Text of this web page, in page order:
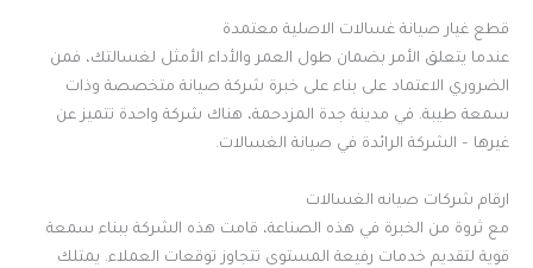
قطع غيار صيانة غسالات الاصلية معتمدة
عندما يتعلق الأمر بضمان طول العمر والأداء الأمثل لغسالتك، فمن
الضروري الاعتماد على بناء على خبرة شركة صيانة متخصصة وذات
سمعة طيبة. في مدينة جدة المزدحمة، هناك شركة واحدة تتميز عن
غيرها – الشركة الرائدة في صيانة الغسالات.
ارقام شركات صيانه الغسالات
مع ثروة من الخبرة في هذه الصناعة، قامت هذه الشركة ببناء سمعة
قوية لتقديم خدمات رفيعة المستوى تتجاوز توقعات العملاء. يمتلك